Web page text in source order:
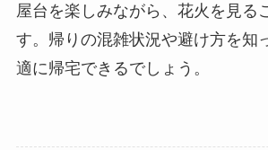
屋台を楽しみながら、花火を見る
す。帰りの混雑状況や避け方を知
適に帰宅できるでしょう。